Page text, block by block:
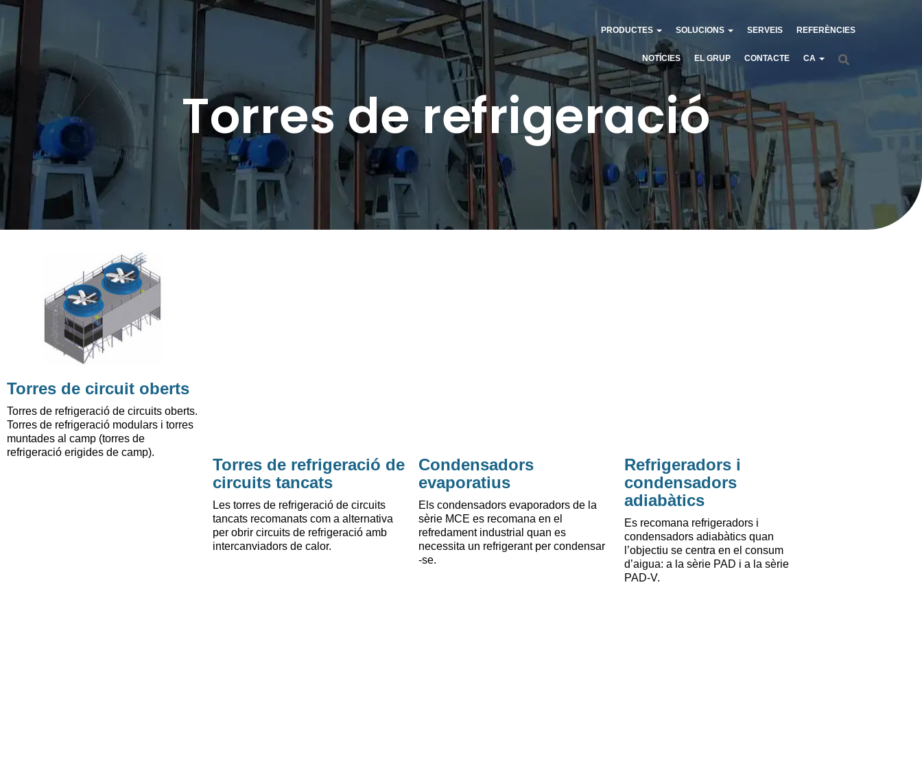
PRODUCTES SOLUCIONS SERVEIS REFERÈNCIES
NOTÍCIES EL GRUP CONTACTE CA
Torres de refrigeració
Torres de circuit oberts
Torres de refrigeració de circuits oberts.
Torres de refrigeració modulars i torres
muntades al camp (torres de
refrigeració erigides de camp).
Torres de refrigeració de
circuits tancats
Les torres de refrigeració de circuits
tancats recomanats com a alternativa
per obrir circuits de refrigeració amb
intercanviadors de calor.
Condensadors
evaporatius
Els condensadors evaporadors de la
sèrie MCE es recomana en el
refredament industrial quan es
necessita un refrigerant per condensar
-se.
Refrigeradors i
condensadors
adiabàtics
Es recomana refrigeradors i
condensadors adiabàtics quan
l’objectiu se centra en el consum
d’aigua: a la sèrie PAD i a la sèrie
PAD-V.